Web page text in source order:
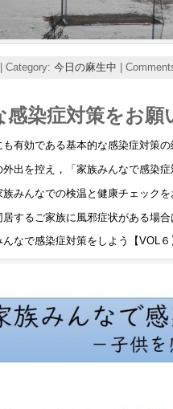
Category: 今日の麻生中
感染症対策をお願
有効である基本的な感染症対策の
出を控え，「家族みんなで感染症
みんなでの検温と健康チェックを
するご家族に風邪症状がある場合
なで感染症対策をしよう【VOL６